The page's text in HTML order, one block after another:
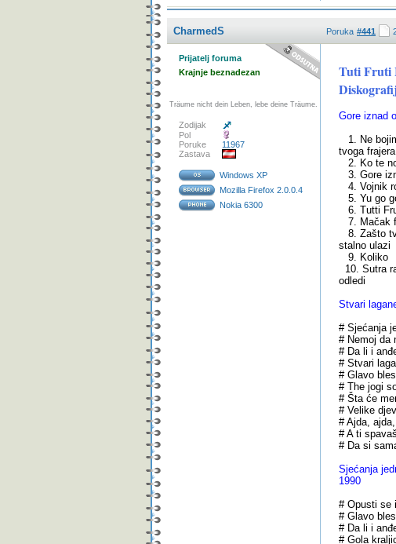
CharmedS Poruka #441
Prijatelj foruma
Krajnje beznadezan
Träume nicht dein Leben, lebe deine Träume.
Zodijak
Pol
Poruke
11967
Zastava
Windows XP
Mozilla Firefox 2.0.0.4
Nokia 6300
Tuti Fruti
Gore iznad
1. Ne
tvoga frajera
2. Ko te
3. Gore
4. Vojnik
5. Yu go
6. Tutti
7. Mačak
8. Zašto
stalno ulazi
9. Koliko
10. Sutra
odledi
Stvari
# Sjećanja
# Nemoj da
# Da li i
# Stvari
# Glavo
# The jogi
# Šta će
# Velike
# Ajda,
# A ti
# Da si
Sjećanja
1990
# Opusti se
# Glavo
# Da li i
# Gola